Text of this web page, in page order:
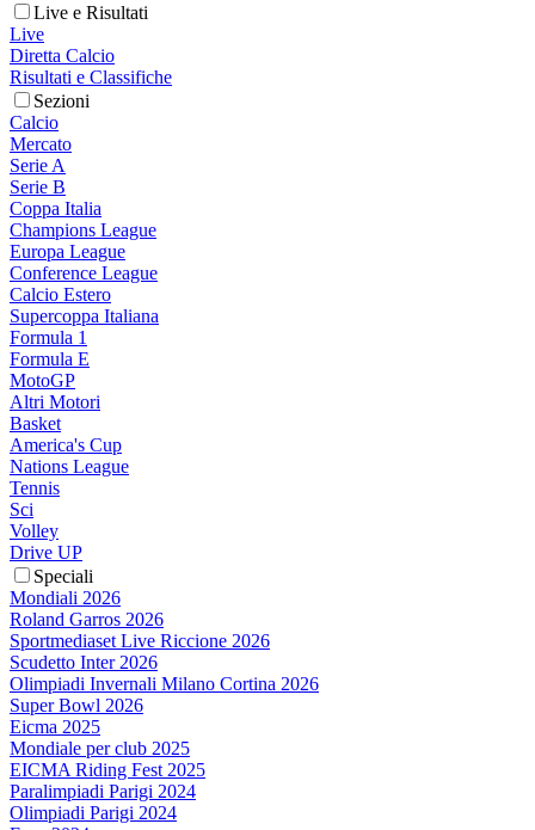
Live e Risultati
Live
Diretta Calcio
Risultati e Classifiche
Sezioni
Calcio
Mercato
Serie A
Serie B
Coppa Italia
Champions League
Europa League
Conference League
Calcio Estero
Supercoppa Italiana
Formula 1
Formula E
MotoGP
Altri Motori
Basket
America's Cup
Nations League
Tennis
Sci
Volley
Drive UP
Speciali
Mondiali 2026
Roland Garros 2026
Sportmediaset Live Riccione 2026
Scudetto Inter 2026
Olimpiadi Invernali Milano Cortina 2026
Super Bowl 2026
Eicma 2025
Mondiale per club 2025
EICMA Riding Fest 2025
Paralimpiadi Parigi 2024
Olimpiadi Parigi 2024